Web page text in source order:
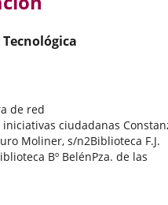
de red
iniciativas ciudadanas
Moliner, s/n2Biblioteca F.J.
Bº BelénPza. de las